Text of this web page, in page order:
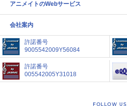
アニメイトのWebサービス
会社案内
許諾番号
9005542009Y56084
許諾番号
005542005Y31018
FOLLOW US